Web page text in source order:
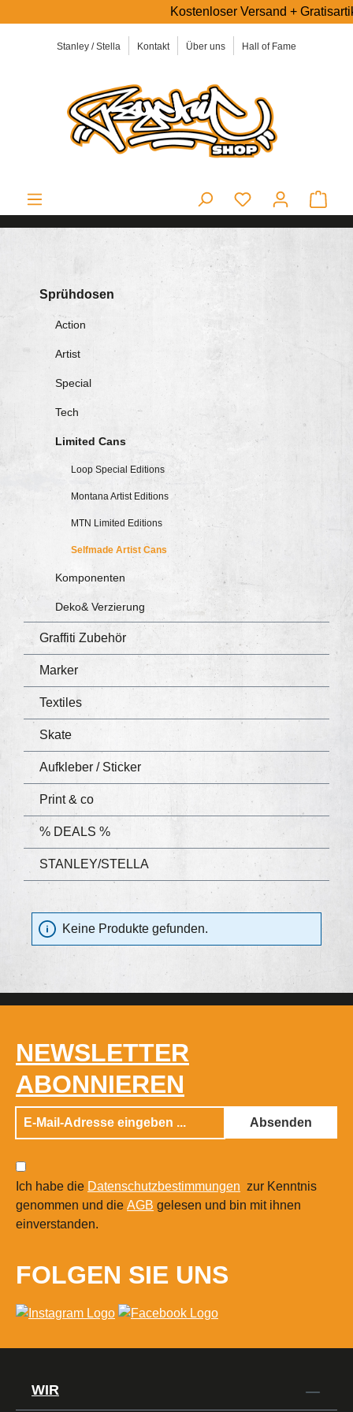
Stanley / Stella Kontakt Über uns Hall of Fame
Kostenloser Versand +
Sprühdosen
Action
Artist
Special
Tech
Limited Cans
Loop Special Editions
Montana Artist Editions
MTN Limited Editions
Selfmade Artist Cans
Komponenten
Deko& Verzierung
Graffiti Zubehör
Marker
Textiles
Skate
Aufkleber / Sticker
Print & co
% DEALS %
STANLEY/STELLA
Keine Produkte gefunden.
NEWSLETTER
ABONNIEREN
Absenden
Ich habe die Datenschutzbestimmungen zur Kenntnis
genommen und die AGB gelesen und bin mit ihnen
einverstanden.
FOLGEN SIE UNS
WIR